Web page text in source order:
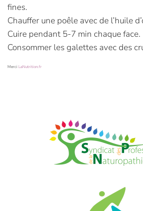
fines.
Chauffer une poêle avec de l’huile
Cuire pendant 5-7 min chaque face.
Consommer les galettes avec des
MerciLaNutrition.fr